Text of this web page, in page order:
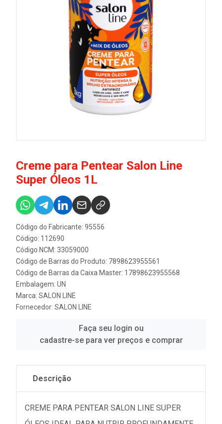
Creme para Pentear Salon Line
Super Óleos 1L
Código do Fabricante: 95556
Código: 112690
Código NCM: 33059000
Código de Barras do Produto: 7898623955561
Código de Barras da Caixa Master: 17898623955568
Embalagem: UN
Marca: SALON LINE
Fornecedor: SALON LINE
Faça seu login ou
cadastre-se para ver preços e comprar
Descrição
CREME PARA PENTEAR SALON LINE SUPER